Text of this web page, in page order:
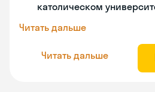
католическом
Читать дальше
Читать дальше